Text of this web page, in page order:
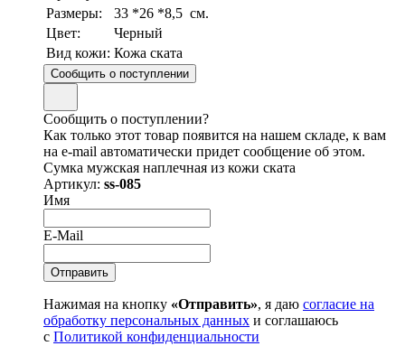
Размеры:
33 *26 *8,5 см.
Цвет:
Черный
Вид кожи: Кожа ската
Сообщить о поступлении
Сообщить о поступлении?
Как только этот товар появится на нашем складе, к вам
на e-mail автоматически придет сообщение об этом.
Сумка мужская наплечная из кожи ската
Артикул: ss-085
Имя
E-Mail
Нажимая на кнопку «Отправить», я даю согласие на
обработку персональных данных и соглашаюсь
с Политикой конфиденциальности